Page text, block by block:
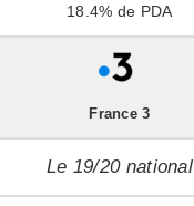
18.4%
France 3
Le 19/20 national